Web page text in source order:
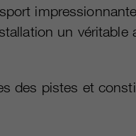
un véritable
des pistes et